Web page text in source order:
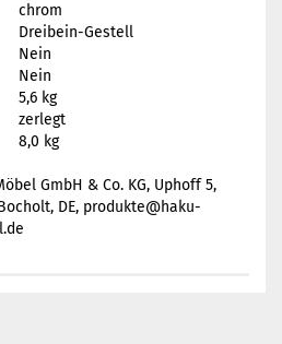
chrom
Dreibein-Gestell
Nein
Nein
5,6 kg
zerlegt
8,0 kg
GmbH & Co. KG, Uphoff 5,
DE, produkte@haku-